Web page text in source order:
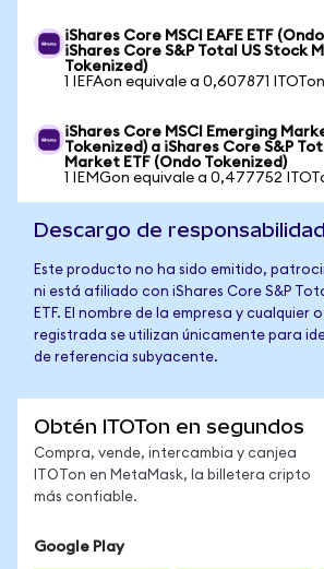
iShares Core MSCI EAFE ETF
iShares Core S&P Total US Stock
Tokenized)
1 IEFAon equivale a 0,607871 ITOTon
iShares Core MSCI Emerging
Tokenized) a iShares Core S&P
Market ETF (Ondo Tokenized)
1 IEMGon equivale a 0,477752
Descargo de responsabilidad
Este producto no ha sido emitido,
ni está afiliado con iShares Core S&P
ETF. El nombre de la empresa y cualquier
registrada se utilizan únicamente para
de referencia subyacente.
Obtén ITOTon en segundos
Compra, vende, intercambia y canjea
ITOTon en MetaMask, la billetera cripto
más confiable.
Google Play